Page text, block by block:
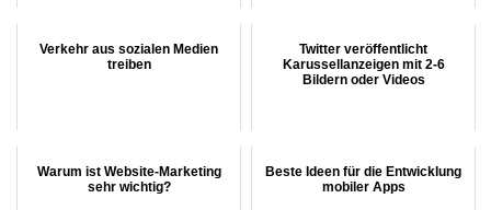
Verkehr aus sozialen Medien
treiben
Twitter veröffentlicht
Karussellanzeigen mit 2-6
Bildern oder Videos
Warum ist Website-Marketing
sehr wichtig?
Beste Ideen für die Entwicklung
mobiler Apps